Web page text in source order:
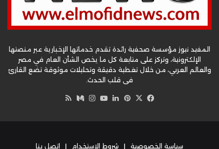
المفيد نيوز مؤسسة صحفية رائدة تقدم خدماتها الإخبارية عبر منصتها
الإلكترونية، وتركز على متابعة كل ما يخص الشأن العام في مصر
والعالم العربي، من خلال تغطية دقيقة وتحليلات موثوقة تضع القارئ
في قلب الحدث.
فيسبوك
‫X بينتيريست
لينكدإن‫YouTube
انستقرام
وسط
سياسة الخصوصية | شروط الاستخدام | اتصل بنا